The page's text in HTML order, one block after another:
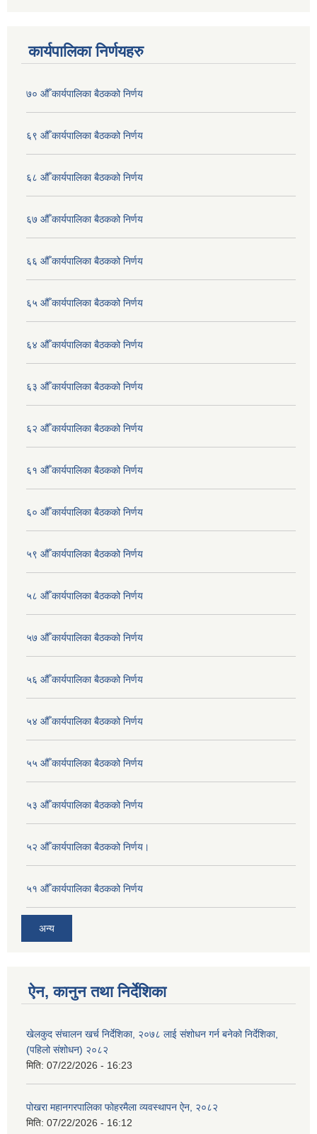
कार्यपालिका निर्णयहरु
७० औँ कार्यपालिका बैठकको निर्णय
६९ औँ कार्यपालिका बैठकको निर्णय
६८ औँ कार्यपालिका बैठकको निर्णय
६७ औँ कार्यपालिका बैठकको निर्णय
६६ औँ कार्यपालिका बैठकको निर्णय
६५ औँ कार्यपालिका बैठकको निर्णय
६४ औँ कार्यपालिका बैठकको निर्णय
६३ औँ कार्यपालिका बैठकको निर्णय
६२ औँ कार्यपालिका बैठकको निर्णय
६१ औँ कार्यपालिका बैठकको निर्णय
६० औँ कार्यपालिका बैठकको निर्णय
५९ औँ कार्यपालिका बैठकको निर्णय
५८ औँ कार्यपालिका बैठकको निर्णय
५७ औँ कार्यपालिका बैठकको निर्णय
५६ औँ कार्यपालिका बैठकको निर्णय
५४ औँ कार्यपालिका बैठकको निर्णय
५५ औँ कार्यपालिका बैठकको निर्णय
५३ औँ कार्यपालिका बैठकको निर्णय
५२ औँ कार्यपालिका बैठकको निर्णय।
५१ औँ कार्यपालिका बैठकको निर्णय
अन्य
ऐन, कानुन तथा निर्देशिका
खेलकुद संचालन खर्च निर्देशिका, २०७८ लाई संशोधन गर्न बनेको निर्देशिका,
(पहिलो संशोधन) २०८२
मिति: 07/22/2026 - 16:23
पोखरा महानगरपालिका फोहरमैला व्यवस्थापन ऐन, २०८२
मिति: 07/22/2026 - 16:12